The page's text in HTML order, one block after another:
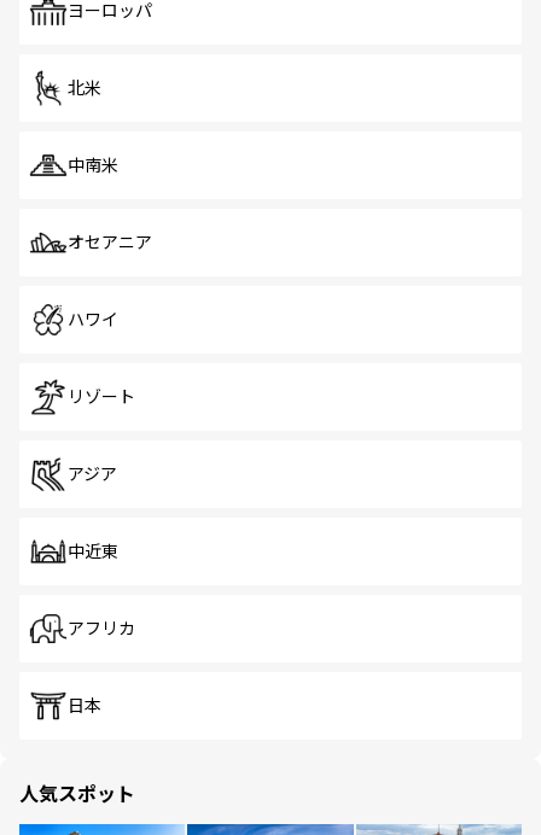
ヨーロッパ
北米
中南米
オセアニア
ハワイ
リゾート
アジア
中近東
アフリカ
日本
人気スポット